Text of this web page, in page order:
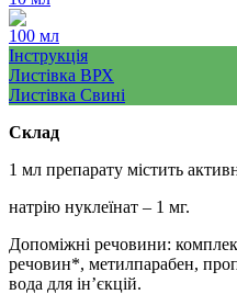
100 мл
Інструкція
Листівка ВРХ
Листівка Свині
Склад
1 мл препарату містить
натрію нуклеїнат – 1 мг.
Допоміжні речовини:
речовин*, метилпарабен,
вода для ін’єкцій.